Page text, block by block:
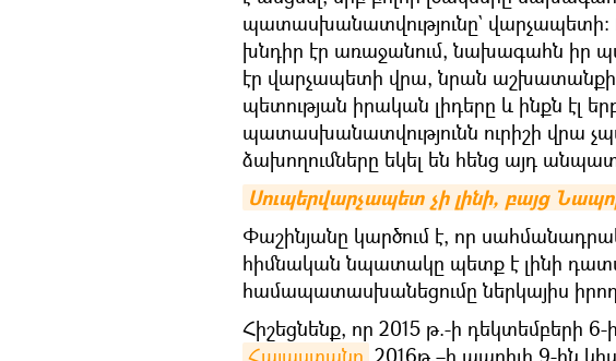
պատասխանատվությունը` վարչապետի։
խնդիր էր առաջանում, նախագահն իր
էր վարչապետի վրա, նրան
պետության իրական լիդերը և ինքն էլ
պատասխանատվությունն ուրիշի վրա
ձախողումները եկել են հենց այդ
Սուպերվարչապետ չի լինի, բայց
Փաշինյանը կարծում է, որ
հիմնական նպատակը պետք է լինի
համապատասխանեցումը ներկայիս
Հիշեցնենք, որ 2015 թ.-ի դեկտեմբերի
Հայաստանը 2016թ.–ի ապրիլի 9-ին